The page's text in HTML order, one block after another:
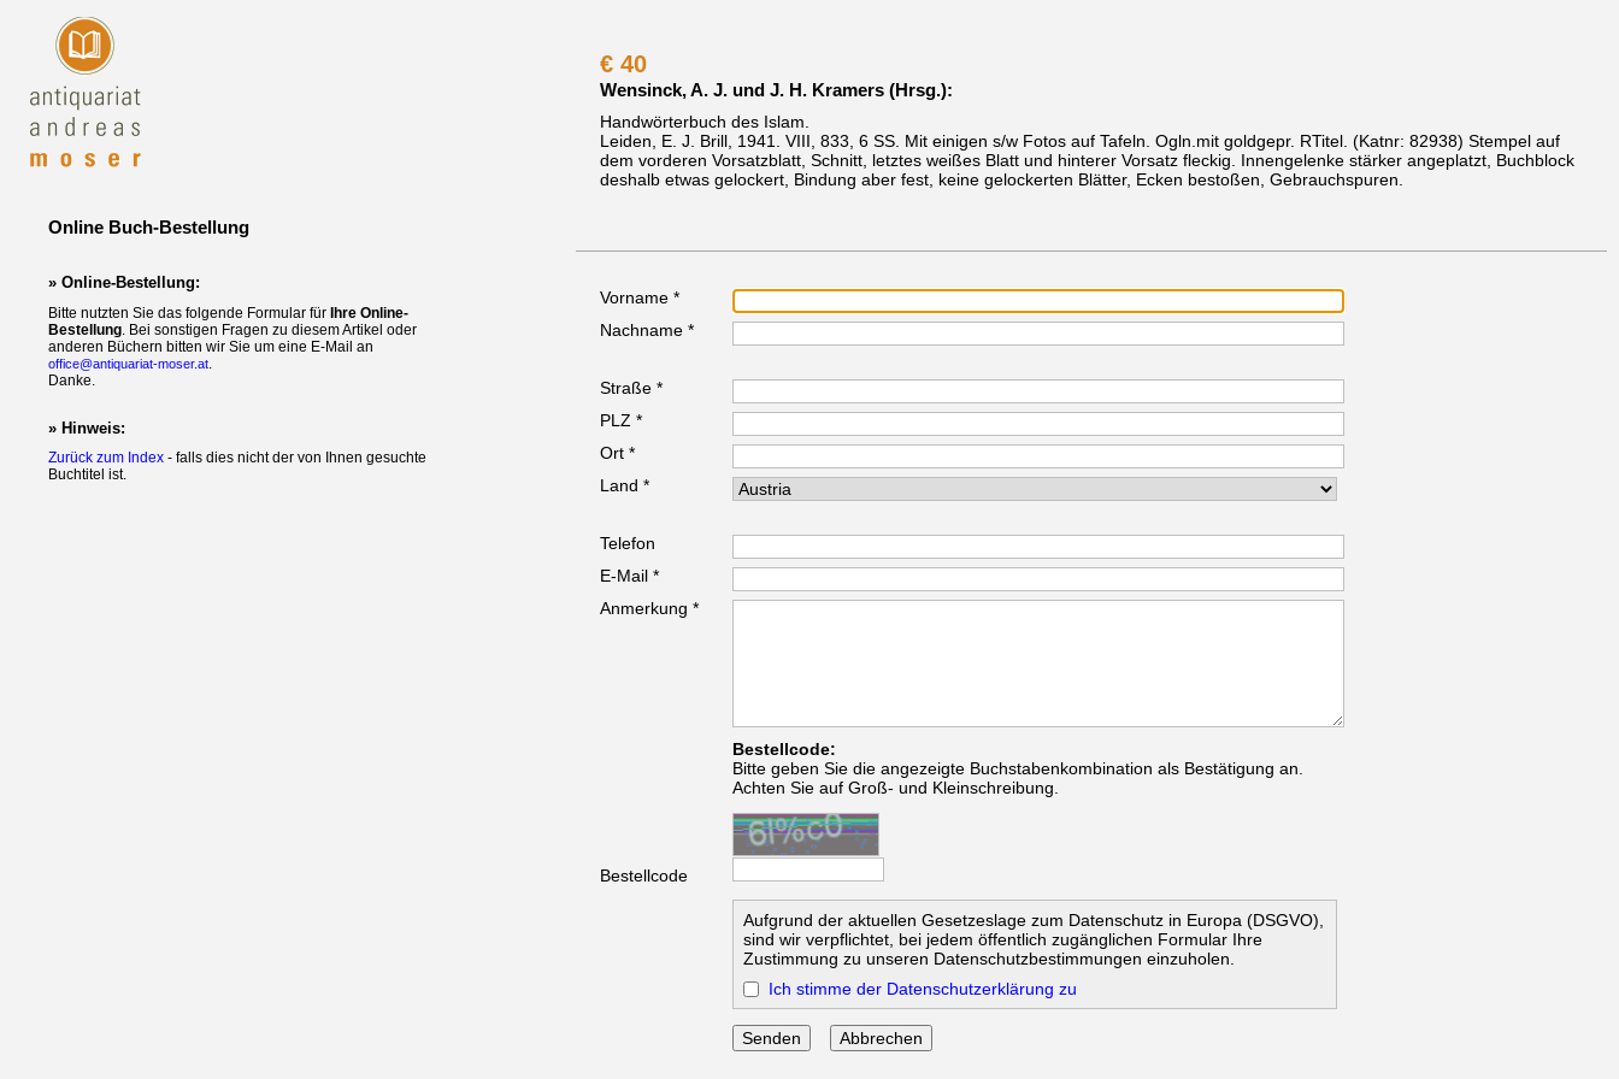
Online Buch-Bestellung
» Online-Bestellung:
Bitte nutzten Sie das folgende Formular für Ihre Online-
Bestellung . Bei sonstigen Fragen zu diesem Artikel oder
anderen Büchern bitten wir Sie um eine E-Mail an
office@antiquariat-moser.at
Danke.
» Hinweis:
Zurück zum Index - falls dies nicht der von Ihnen gesuchte
Buchtitel ist.
€ 40
Wensinck, A. J. und J. H. Kramers (Hrsg.):
Handwörterbuch des Islam.
Leiden, E. J. Brill, 1941.
VIII, 833, 6 SS. Mit einigen s/w Fotos auf Tafeln. Ogln.mit goldgepr. RTitel. (Katnr: 82938) Stempel auf
dem vorderen Vorsatzblatt, Schnitt, letztes weißes Blatt und hinterer Vorsatz fleckig. Innengelenke stärker angeplatzt, Buchblock
deshalb etwas gelockert, Bindung aber fest, keine gelockerten Blätter, Ecken bestoßen, Gebrauchspuren.
Vorname *
Nachname *
Straße *
PLZ *
Ort *
Land *
Telefon
E-Mail *
Anmerkung *
Bestellcode:
Bitte geben Sie die angezeigte Buchstabenkombination als Bestätigung an.
Achten Sie auf Groß- und Kleinschreibung.
Bestellcode
Aufgrund der aktuellen Gesetzeslage zum Datenschutz in Europa (DSGVO),
sind wir verpflichtet, bei jedem öffentlich zugänglichen Formular Ihre
Zustimmung zu unseren Datenschutzbestimmungen einzuholen.
Ich stimme der Datenschutzerklärung zu
Abbrechen